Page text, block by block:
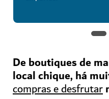
De boutiques de
local chique, há
compras e desfrutar